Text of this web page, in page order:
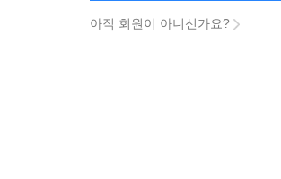
아직 회원이 아니신가요?